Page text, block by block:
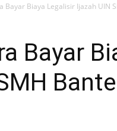
Bayar Biaya Legalisir Ijazah UIN
Bayar